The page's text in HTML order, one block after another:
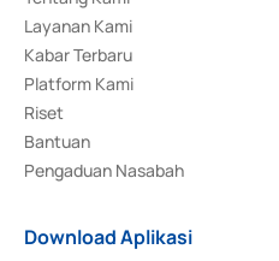
Layanan Kami
Kabar Terbaru
Platform Kami
Riset
Bantuan
Pengaduan Nasabah
Download Aplikasi